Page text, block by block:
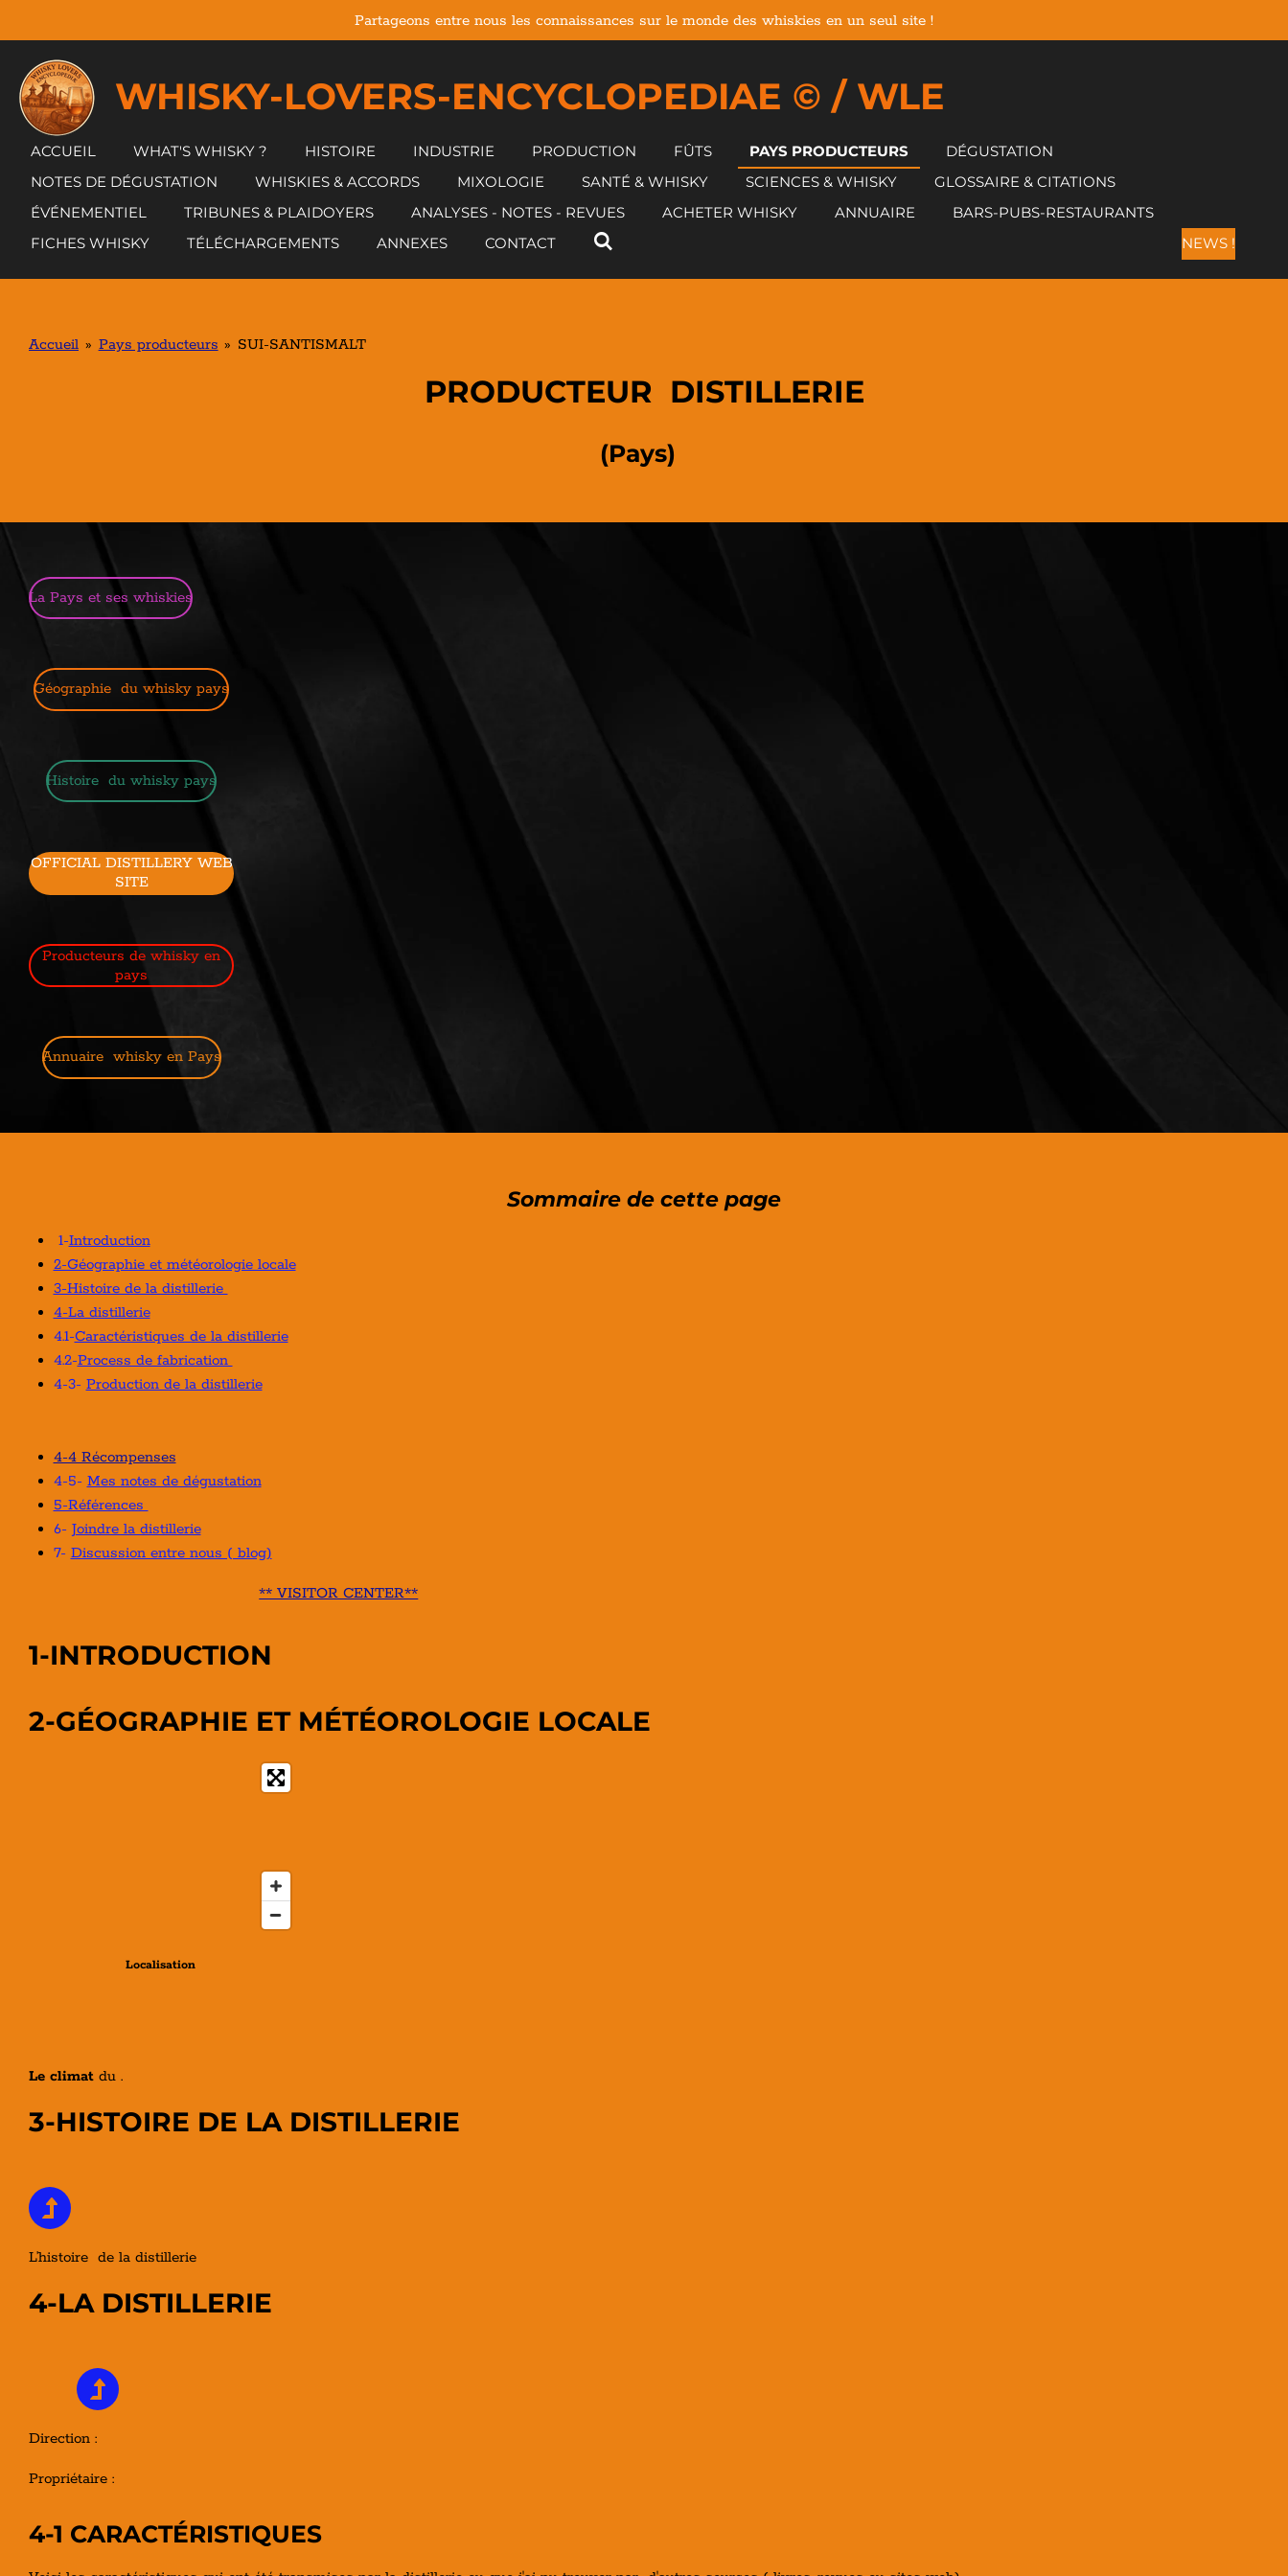
au
contenu
principal
Partageons entre nous les connaissances sur le monde des whiskies en un seul site !
WHISKY-LOVERS-ENCYCLOPEDIAE © / WLE
ACCUEIL WHAT'S WHISKY ? HISTOIRE INDUSTRIE PRODUCTION FÛTS PAYS PRODUCTEURS
DÉGUSTATION
NOTES DE DÉGUSTATION
WHISKIES & ACCORDS MIXOLOGIE SANTÉ & WHISKY SCIENCES & WHISKY
GLOSSAIRE & CITATIONS
ÉVÉNEMENTIEL
TRIBUNES & PLAIDOYERS ANALYSES - NOTES - REVUES ACHETER WHISKY ANNUAIRE
BARS-PUBS-RESTAURANTS
FICHES WHISKY
TÉLÉCHARGEMENTS ANNEXES CONTACT NEWS !
Accueil » Pays producteurs » SUI-SANTISMALT
PRODUCTEUR DISTILLERIE
(Pays)
La Pays et ses whiskies
Géographie du whisky pays
Histoire du whisky pays
OFFICIAL DISTILLERY WEB
SITE
Producteurs de whisky en
pays
Annuaire whisky en Pays
Sommaire de cette page
1-Introduction
2-Géographie et météorologie locale
3-Histoire de la distillerie
4-La distillerie
4.1-Caractéristiques de la distillerie
4.2-Process de fabrication
4-3- Production de la distillerie
4-4 Récompenses
4-5- Mes notes de dégustation
5-Références
6- Joindre la distillerie
7- Discussion entre nous ( blog)
** VISITOR CENTER**
1-INTRODUCTION
2-GÉOGRAPHIE ET MÉTÉOROLOGIE LOCALE
Localisation
Le climat du .
3-HISTOIRE DE LA DISTILLERIE
L’histoire de la distillerie
4-LA DISTILLERIE
Direction :
Propriétaire :
4-1 CARACTÉRISTIQUES